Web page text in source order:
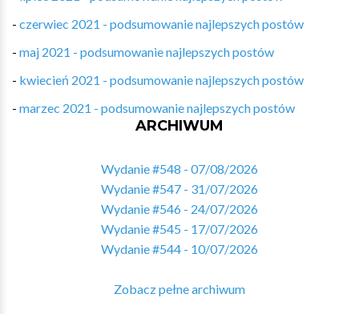
- czerwiec 2021 - podsumowanie najlepszych postów
- maj 2021 - podsumowanie najlepszych postów
- kwiecień 2021 - podsumowanie najlepszych postów
- marzec 2021 - podsumowanie najlepszych postów
ARCHIWUM
Wydanie #548 - 07/08/2026
Wydanie #547 - 31/07/2026
Wydanie #546 - 24/07/2026
Wydanie #545 - 17/07/2026
Wydanie #544 - 10/07/2026
Zobacz pełne archiwum